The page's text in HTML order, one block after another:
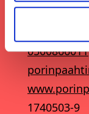
0500866011
1740503-9